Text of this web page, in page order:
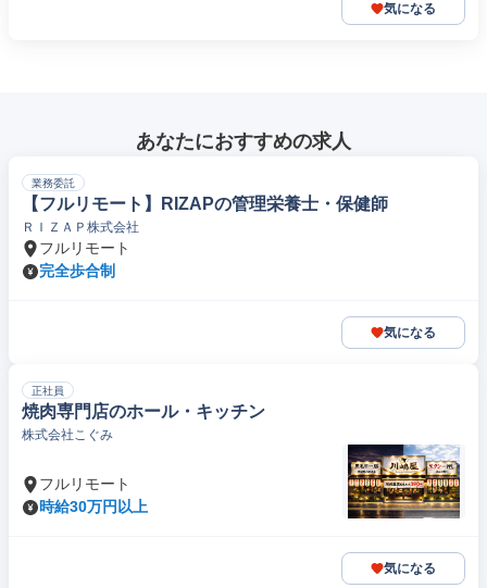
気になる
あなたにおすすめの求人
業務委託
【フルリモート】RIZAPの管理栄養士・保健師
ＲＩＺＡＰ株式会社
フルリモート
完全歩合制
気になる
正社員
焼肉専門店のホール・キッチン
株式会社こぐみ
フルリモート
時給30万円以上
気になる